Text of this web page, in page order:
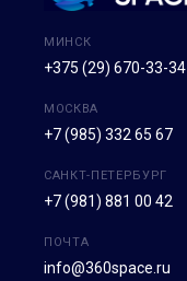
МИНСК
+375 (29) 670-33-34
МОСКВА
+7 (985) 332 65 67
САНКТ-ПЕТЕРБУРГ
+7 (981) 881 00 42
ПОЧТА
info@360space.ru